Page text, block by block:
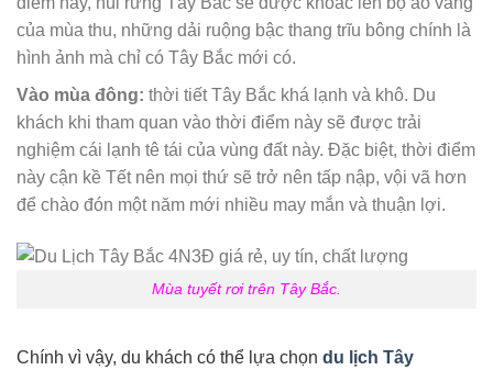
của mùa thu, những dải ruộng bậc thang trĩu bông chính là
hình ảnh mà chỉ có Tây Bắc mới có.
Vào mùa đông: thời tiết Tây Bắc khá lạnh và khô. Du
khách khi tham quan vào thời điểm này sẽ được trải
nghiệm cái lạnh tê tái của vùng đất này. Đặc biệt, thời điểm
này cận kề Tết nên mọi thứ sẽ trở nên tấp nập, vội vã hơn
để chào đón một năm mới nhiều may mắn và thuận lợi.
Mùa tuyết rơi trên Tây Bắc.
Chính vì vậy, du khách có thể lựa chọn du lịch Tây